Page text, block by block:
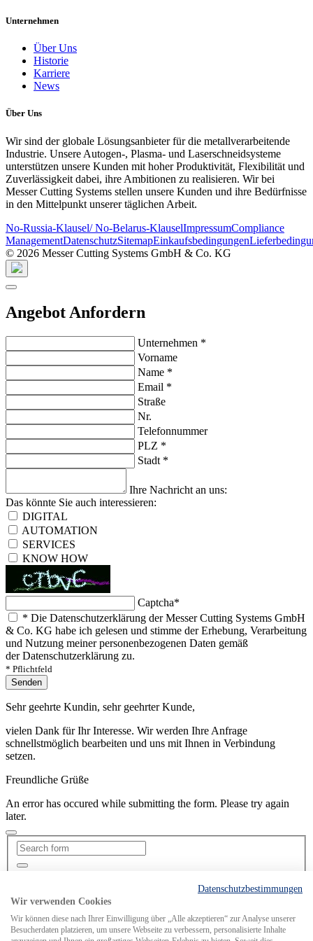
Unternehmen
Über Uns
Historie
Karriere
News
Über Uns
Wir sind der globale Lösungsanbieter für die metallverarbeitende
Industrie. Unsere Autogen-, Plasma- und Laserschneidsysteme
unterstützen unsere Kunden mit hoher Produktivität, Flexibilität und
Zuverlässigkeit dabei, ihre Ambitionen zu realisieren. Wir bei
Messer Cutting Systems stellen unsere Kunden und ihre Bedürfnisse
in den Mittelpunkt unserer täglichen Arbeit.
No-Russia-Klausel/ No-Belarus-KlauselImpressumCompliance
ManagementDatenschutzSitemapEinkaufsbedingungen
© 2026 Messer Cutting Systems GmbH & Co. KG
Angebot Anfordern
Unternehmen *
Vorname
Name *
Email *
Straße
Nr.
Telefonnummer
PLZ *
Stadt *
Ihre Nachricht an uns:
Das könnte Sie auch interessieren:
DIGITAL
AUTOMATION
SERVICES
KNOW HOW
Captcha*
* Die Datenschutzerklärung der Messer Cutting Systems GmbH
& Co. KG habe ich gelesen und stimme der Erhebung, Verarbeitung
und Nutzung meiner personenbezogenen Daten gemäß
der Datenschutzerklärung zu.
* Pflichtfeld
Senden
Sehr geehrte Kundin, sehr geehrter Kunde,
vielen Dank für Ihr Interesse. Wir werden Ihre Anfrage
schnellstmöglich bearbeiten und uns mit Ihnen in Verbindung
setzen.
Freundliche Grüße
An error has occured while submitting the form. Please try again
later.
Search for
Datenschutzbestimmungen
Wir verwenden Cookies
Wir können diese nach Ihrer Einwilligung über „Alle akzeptieren“ zur Analyse unserer
Besucherdaten platzieren, um unsere Webseite zu verbessern, personalisierte Inhalte